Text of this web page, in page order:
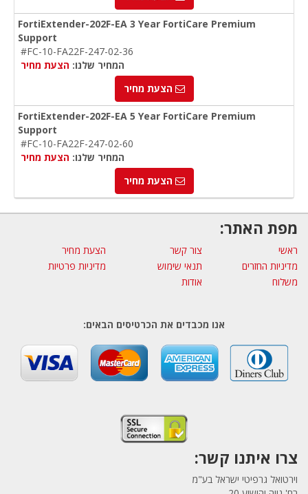
FortiExtender-202F-EA 3 Year FortiCare Premium
Support
#FC-10-FA22F-247-02-36
המחיר שלנו: הצעת מחיר
הצעת מחיר
FortiExtender-202F-EA 5 Year FortiCare Premium
Support
#FC-10-FA22F-247-02-60
המחיר שלנו: הצעת מחיר
הצעת מחיר
מפת האתר:
ראשי צור קשר
הצעת מחיר
מדיניות החזרים
תנאי שימוש
מדיניות פרטיות
משלוח
אודות
אנו מכבדים את הכרטיסים הבאים:
צרו איתנו קשר:
וירטואל גרפיטי ישראל בע"מ